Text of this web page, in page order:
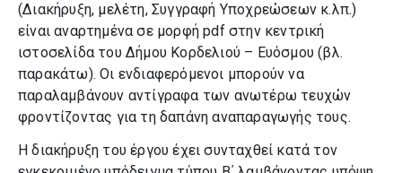
(Διακήρυξη, μελέτη, Συγγραφή Υποχρεώσεων κ.λπ.)
είναι αναρτημένα σε μορφή pdf στην κεντρική
ιστοσελίδα του Δήμου Κορδελιού – Ευόσμου (βλ.
παρακάτω). Οι ενδιαφερόμενοι μπορούν να
παραλαμβάνουν αντίγραφα των ανωτέρω τευχών
φροντίζοντας για τη δαπάνη αναπαραγωγής τους.
Η διακήρυξη του έργου έχει συνταχθεί κατά τον